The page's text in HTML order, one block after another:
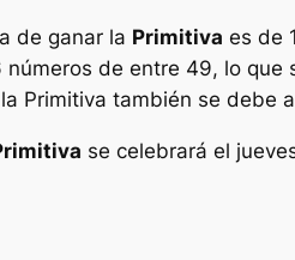
de ganar la Primitiva es de
de entre 49, lo
Primitiva también se debe
se celebrará el